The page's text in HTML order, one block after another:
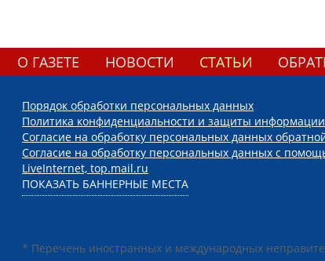
О ГАЗЕТЕ НОВОСТИ СТАТЬИ
Порядок обработки персональных данных
Политика конфиденциальности и защиты информации
Согласие на обработку персональных данных
Согласие на обработку персональных данных с
LiveInternet, top.mail.ru
ПОКАЗАТЬ БАННЕРНЫЕ МЕСТА
* Перечень иностранных и международных